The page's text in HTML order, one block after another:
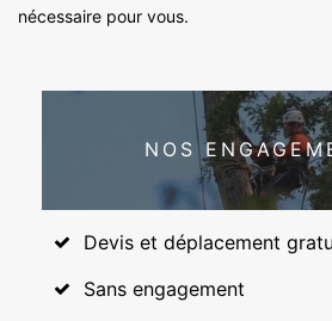
nécessaire pour vous.
NOS
Devis et déplacement
Sans engagement